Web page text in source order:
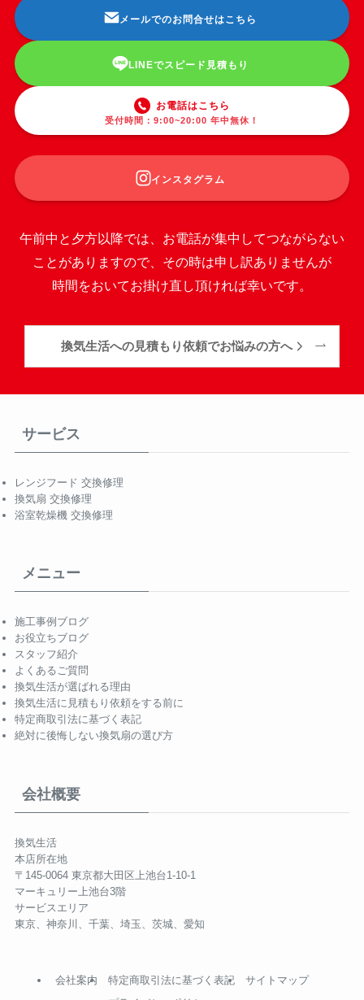
メールでのお問合せはこちら
LINEでスピード見積もり
お電話はこちら
受付時間：9:00~20:00 年中無休！
インスタグラム
午前中と夕方以降では、お電話が集中してつながらない
ことがありますので、その時は申し訳ありませんが
時間をおいてお掛け直し頂ければ幸いです。
換気生活への見積もり依頼でお悩みの方へ
サービス
レンジフード 交換修理
換気扇 交換修理
浴室乾燥機 交換修理
メニュー
施工事例ブログ
お役立ちブログ
スタッフ紹介
よくあるご質問
換気生活が選ばれる理由
換気生活に見積もり依頼をする前に
特定商取引法に基づく表記
絶対に後悔しない換気扇の選び方
会社概要
換気生活
本店所在地
〒145-0064 東京都大田区上池台1-10-1
マーキュリー上池台3階
サービスエリア
東京、神奈川、千葉、埼玉、茨城、愛知
会社案内
特定商取引法に基づく表記
サイトマップ